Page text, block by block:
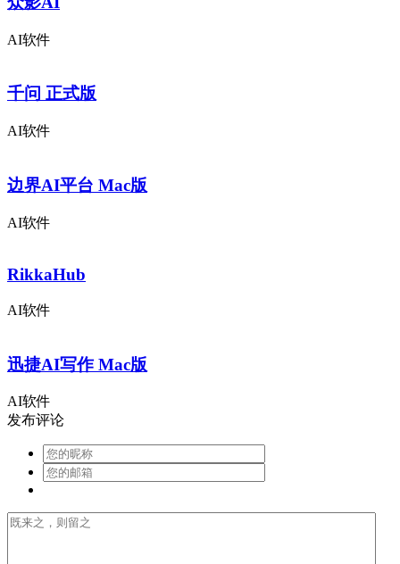
AI软件
千问 正式版
AI软件
边界AI平台 Mac版
AI软件
RikkaHub
AI软件
迅捷AI写作 Mac版
AI软件
发布评论